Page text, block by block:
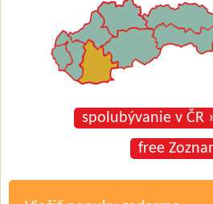
spolubývanie v ČR
free